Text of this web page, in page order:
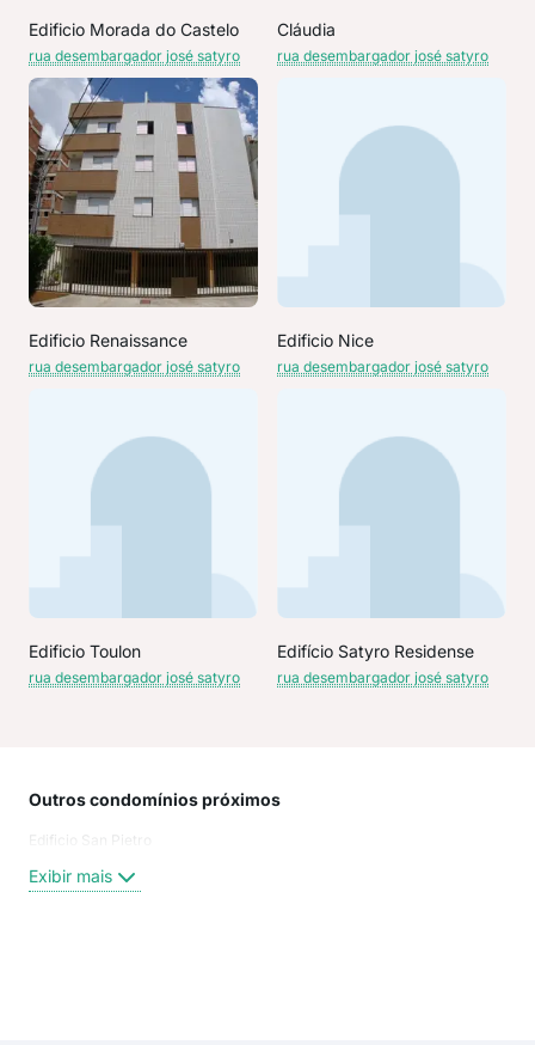
Edificio Morada do Castelo
rua desembargador josé satyro
Cláudia
rua desembargador josé satyro
Edificio Renaissance
rua desembargador josé satyro
Edificio Nice
rua desembargador josé satyro
Edificio Toulon
rua desembargador josé satyro
Edifício Satyro Residense
rua desembargador josé satyro
Outros condomínios próximos
Edificio San Pietro
Exibir mais